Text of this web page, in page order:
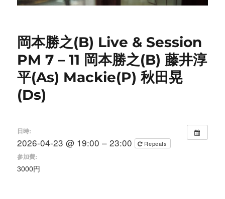
岡本勝之(B) Live & Session
PM 7 – 11 岡本勝之(B) 藤井淳
平(As) Mackie(P) 秋田晃
(Ds)
日時:
2026-04-23 @ 19:00 – 23:00 Repeats
参加費:
3000円